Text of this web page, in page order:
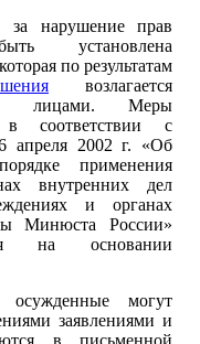
нарушение прав
установлена
по результатам
возлагается
лицами. Меры
в соответствии с
апреля 2002 г. «Об
применения
внутренних дел
и органах
Минюста России»
на основании
осужденные могут
заявлениями и
в письменной